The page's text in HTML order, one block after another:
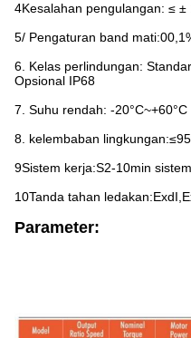
4Kesalahan pengulangan: ≤ ±
5/ Pengaturan band
6. Kelas perlindungan:
Opsional IP68
7. Suhu rendah: -
8. kelembaban
9Sistem kerja:S2-10min
10Tanda tahan
Parameter: